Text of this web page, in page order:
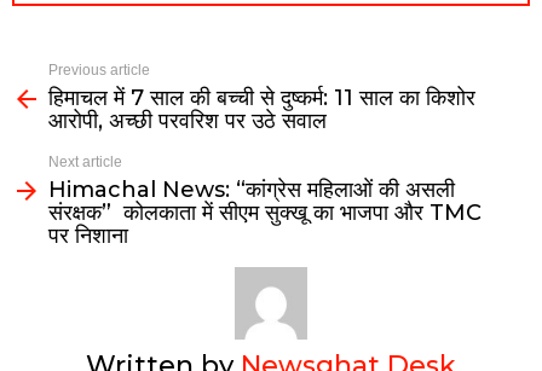
Previous article
हिमाचल में 7 साल की बच्ची से दुष्कर्म: 11 साल का किशोर
आरोपी, अच्छी परवरिश पर उठे सवाल
Next article
Himachal News: “कांग्रेस महिलाओं की असली
संरक्षक” कोलकाता में सीएम सुक्खू का भाजपा और TMC
पर निशाना